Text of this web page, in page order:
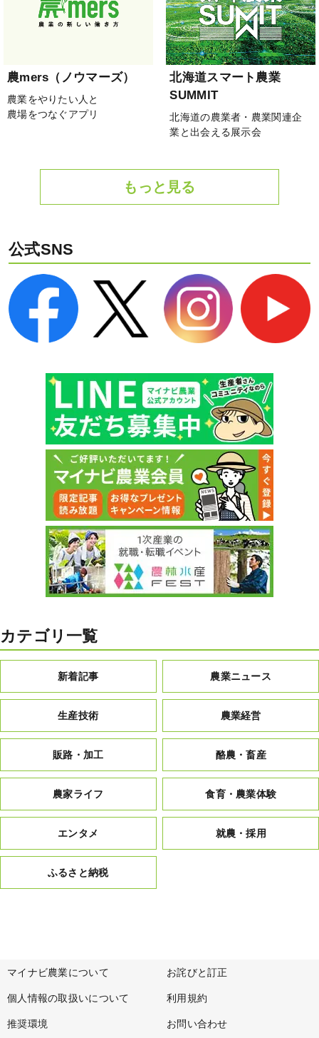
農mers（ノウマーズ）
農業をやりたい人と
農場をつなぐアプリ
北海道スマート農業
SUMMIT
北海道の農業者・農業関連企
業と出会える展示会
もっと見る
公式SNS
カテゴリ一覧
新着記事 農業ニュース
生産技術 農業経営
販路・加工 酪農・畜産
農家ライフ 食育・農業体験
エンタメ 就農・採用
ふるさと納税
マイナビ農業について お詫びと訂正
個人情報の取扱いについて 利用規約
推奨環境 お問い合わせ